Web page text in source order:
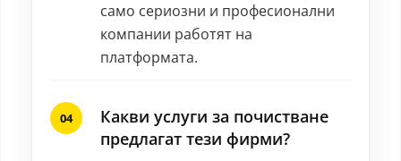
само сериозни и професионални
компании работят на
платформата.
Какви услуги за почистване
предлагат тези фирми?